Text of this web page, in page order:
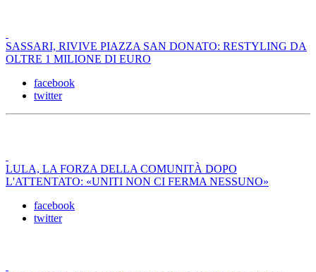
SASSARI, RIVIVE PIAZZA SAN DONATO: RESTYLING DA
OLTRE 1 MILIONE DI EURO
facebook
twitter
LULA, LA FORZA DELLA COMUNITÀ DOPO
L'ATTENTATO: «UNITI NON CI FERMA NESSUNO»
facebook
twitter